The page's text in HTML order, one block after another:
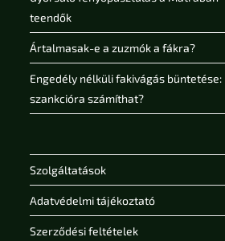
teendők
Ártalmasak-e a zuzmók a fákra?
Engedély nélküli fakivágás
szankcióra számíthat?
Szolgáltatások
Adatvédelmi tájékoztató
Szerződési feltételek